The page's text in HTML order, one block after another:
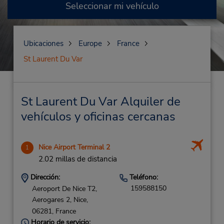
Seleccionar mi vehículo
Ubicaciones Europe
France
St Laurent Du Var
St Laurent Du Var Alquiler de
vehículos y oficinas cercanas
1 Nice Airport Terminal 2
2.02 millas de distancia
Dirección:
Aeroport De Nice T2,
Aerogares 2, Nice,
06281, France
Teléfono:
159588150